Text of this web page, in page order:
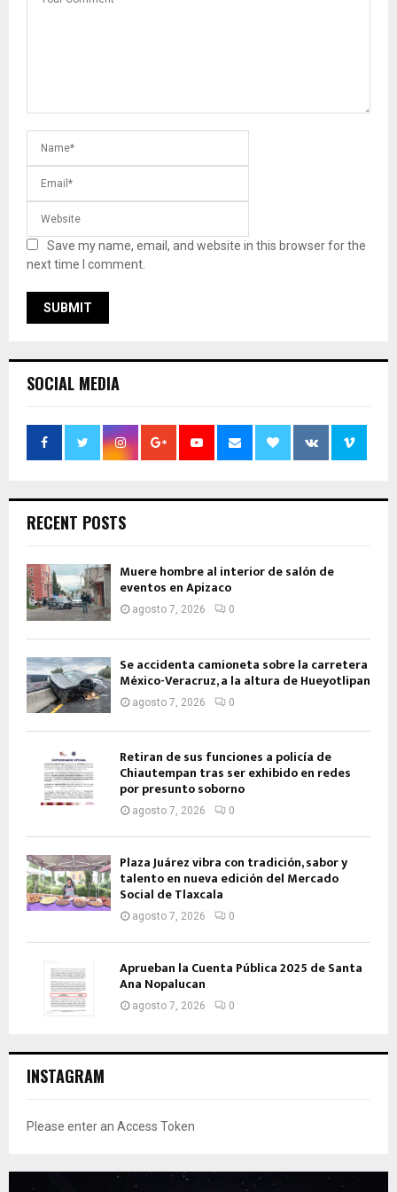
Save my name, email, and website in this browser for the
next time I comment.
SOCIAL MEDIA
RECENT POSTS
Muere hombre al interior de salón de
eventos en Apizaco
agosto 7, 2026 0
Se accidenta camioneta sobre la carretera
México-Veracruz, a la altura de Hueyotlipan
agosto 7, 2026 0
Retiran de sus funciones a policía de
Chiautempan tras ser exhibido en redes
por presunto soborno
agosto 7, 2026 0
Plaza Juárez vibra con tradición, sabor y
talento en nueva edición del Mercado
Social de Tlaxcala
agosto 7, 2026 0
Aprueban la Cuenta Pública 2025 de Santa
Ana Nopalucan
agosto 7, 2026 0
INSTAGRAM
Please enter an Access Token